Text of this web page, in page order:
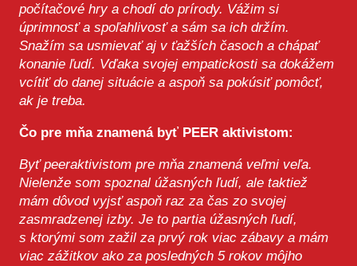
počítačové hry a chodí do prírody. Vážim si
úprimnosť a spoľahlivosť a sám sa ich držím.
Snažím sa usmievať aj v ťažších časoch a chápať
konanie ľudí. Vďaka svojej empatickosti sa dokážem
vcítiť do danej situácie a aspoň sa pokúsiť pomôcť,
ak je treba.
Čo pre mňa znamená byť PEER aktivistom:
Byť peeraktivistom pre mňa znamená veľmi veľa.
Nielenže som spoznal úžasných ľudí, ale taktiež
mám dôvod vyjsť aspoň raz za čas zo svojej
zasmradzenej izby. Je to partia úžasných ľudí,
s ktorými som zažil za prvý rok viac zábavy a mám
viac zážitkov ako za posledných 5 rokov môjho